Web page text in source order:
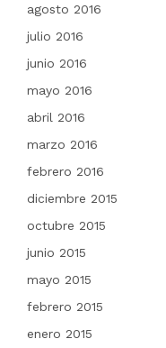
agosto 2016
julio 2016
junio 2016
mayo 2016
abril 2016
marzo 2016
febrero 2016
diciembre 2015
octubre 2015
junio 2015
mayo 2015
febrero 2015
enero 2015